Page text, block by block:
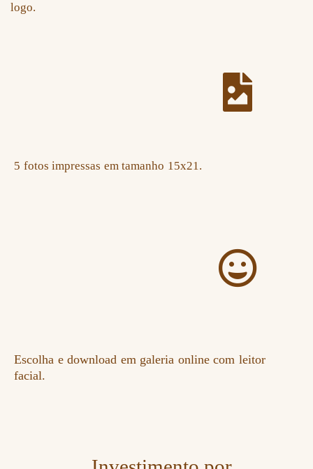
logo.
5 fotos impressas em tamanho 15x21.
Escolha e download em galeria online com leitor
facial.